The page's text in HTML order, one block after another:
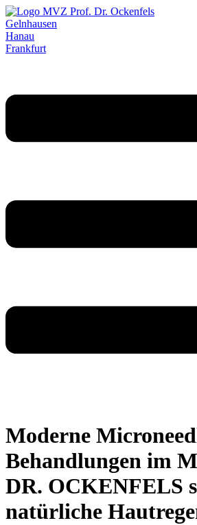
Gelnhausen
Hanau
Frankfurt
Moderne
Behandlungen im
DR. OCKENFELS
natürliche